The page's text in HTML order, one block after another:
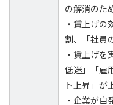
の解消のた
・賃上げの
割、「社員
・賃上げを
低迷」「雇
ト上昇」が
・企業が自